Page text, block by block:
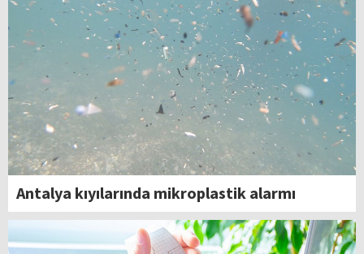
Antalya kıyılarında mikroplastik alarmı